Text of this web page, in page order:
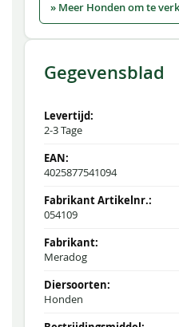
» Meer Honden om te
Gegevensblad
2-3 Tage
4025877541094
054109
Meradog
Honden